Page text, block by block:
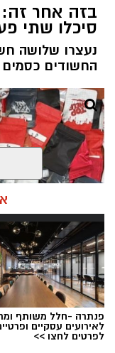
בזה אחר זה:
סיכלו שתי
החשודים כסמים
צילום: דוברות
מערכת ירושלים נט / 09:11
פנתרה -חלל משותף
לאירועים עסקיים
לפרטים לחצו >>